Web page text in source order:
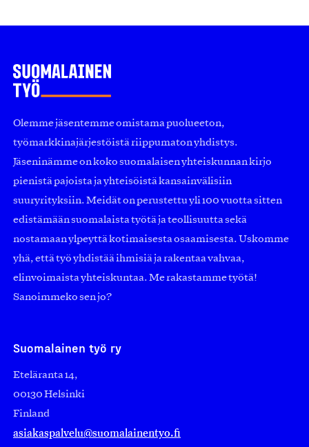
Olemme jäsentemme omistama puolueeton,
työmarkkinajärjestöistä riippumaton yhdistys.
Jäseninämme on koko suomalaisen yhteiskunnan kirjo
pienistä pajoista ja yhteisöistä kansainvälisiin
suuryrityksiin. Meidät on perustettu yli 100 vuotta sitten
edistämään suomalaista työtä ja teollisuutta sekä
nostamaan ylpeyttä kotimaisesta osaamisesta. Uskomme
yhä, että työ yhdistää ihmisiä ja rakentaa vahvaa,
elinvoimaista yhteiskuntaa. Me rakastamme työtä!
Sanoimmeko sen jo?
Suomalainen työ ry
Eteläranta 14,
00130 Helsinki
Finland
asiakaspalvelu@suomalainentyo.fi